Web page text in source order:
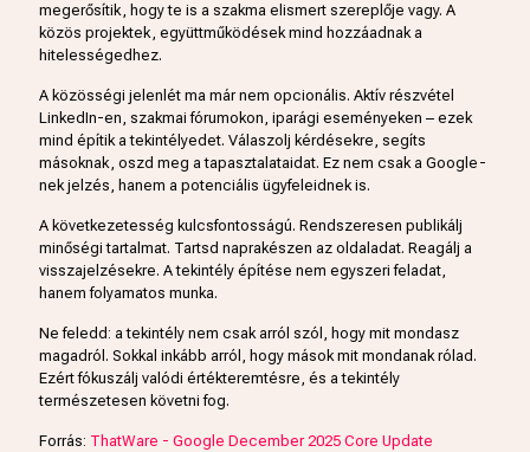
megerősítik, hogy te is a szakma elismert szereplője vagy. A
közös projektek, együttműködések mind hozzáadnak a
hitelességedhez.
A közösségi jelenlét ma már nem opcionális. Aktív részvétel
LinkedIn-en, szakmai fórumokon, iparági eseményeken – ezek
mind építik a tekintélyedet. Válaszolj kérdésekre, segíts
másoknak, oszd meg a tapasztalataidat. Ez nem csak a Google-
nek jelzés, hanem a potenciális ügyfeleidnek is.
A következetesség kulcsfontosságú. Rendszeresen publikálj
minőségi tartalmat. Tartsd naprakészen az oldaladat. Reagálj a
visszajelzésekre. A tekintély építése nem egyszeri feladat,
hanem folyamatos munka.
Ne feledd: a tekintély nem csak arról szól, hogy mit mondasz
magadról. Sokkal inkább arról, hogy mások mit mondanak rólad.
Ezért fókuszálj valódi értékteremtésre, és a tekintély
természetesen követni fog.
Forrás: ThatWare - Google December 2025 Core Update